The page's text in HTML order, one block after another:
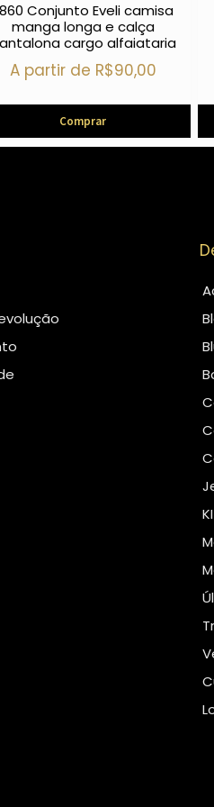
Conjunto Eveli camisa
manga longa e calça
cargo alfaiataria
A partir de R$90,00
Comprar